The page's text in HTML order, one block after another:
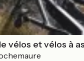
vélos et vélos à